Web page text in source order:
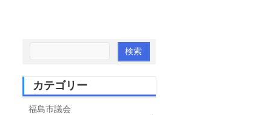
カテゴリー
福島市議会